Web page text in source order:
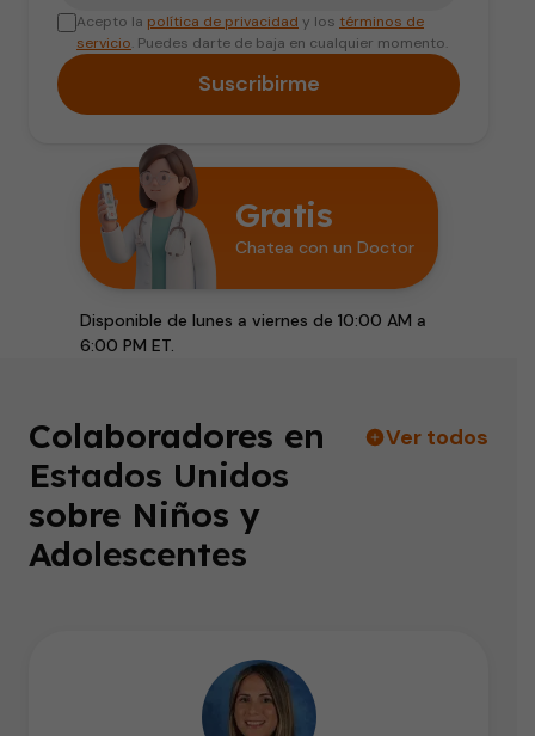
Acepto la política de privacidad y los términos de
servicio. Puedes darte de baja en cualquier momento.
Suscribirme
Gratis
Chatea con un Doctor
Disponible de lunes a viernes de 10:00 AM a
6:00 PM ET.
Colaboradores en
Estados Unidos
sobre Niños y
Adolescentes
Ver todos